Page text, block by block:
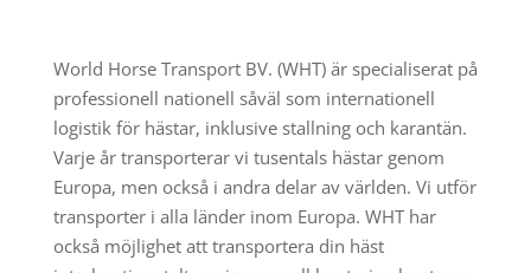
World Horse Transport BV. (WHT) är specialiserat på
professionell nationell såväl som internationell
logistik för hästar, inklusive stallning och karantän.
Varje år transporterar vi tusentals hästar genom
Europa, men också i andra delar av världen. Vi utför
transporter i alla länder inom Europa. WHT har
också möjlighet att transportera din häst